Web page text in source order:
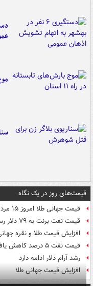
قیمت‌های روز در یک نگاه
قیمت جهانی طلا امروز ۱۵ مرداد
قیمت نفت برنت به ۷۹ دلار رسید
افزایش قیمت طلا و نقره
قیمت نفت ۵ درصد کاهش یافت
رشد آرام دلار ادامه دارد
افزایش قیمت جهانی طلا